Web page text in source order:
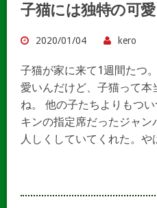
子猫には独特の可
2020/01/04 kero
子猫が家に来て1週間たつ
愛いんだけど、子猫って本
ね。 他の子たちよりもつ
キンの指定席だったジャ
人しくしていてくれた。